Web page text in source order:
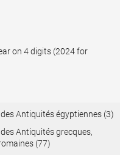
on 4 digits (2024 for
Antiquités égyptiennes (3)
Antiquités grecques,
(77)